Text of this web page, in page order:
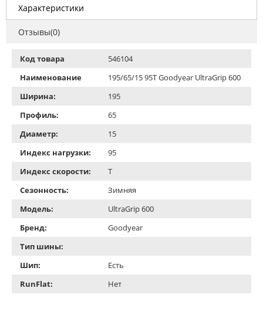
Характеристики
Отзывы(0)
Код товара
546104
Наименование
195/65/15 95T Goodyear UltraGrip 600
Ширина:
195
Профиль:
65
Диаметр:
15
Индекс нагрузки:
95
Индекс скорости:
T
Сезонность:
Зимняя
Модель:
UltraGrip 600
Бренд:
Goodyear
Тип шины:
Шип:
Есть
RunFlat:
Нет